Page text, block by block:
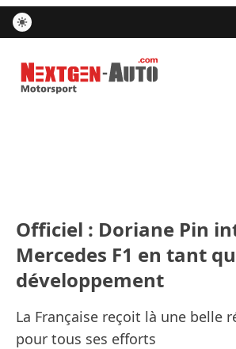
Nextgen-Auto.com
Officiel : Doriane Pin
Mercedes F1 en tant
développement
La Française reçoit là une belle
pour tous ses efforts